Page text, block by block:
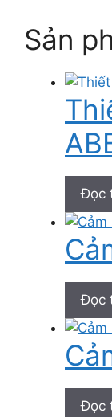
Sản
Đọc
Đọc
Đọc